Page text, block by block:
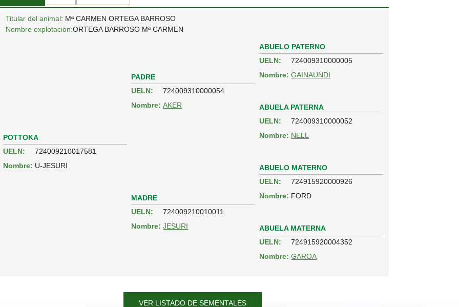
Titular del animal: Mª CARMEN ORTEGA BARROSO
Nombre explotación:ORTEGA BARROSO Mª CARMEN
POTTOKA
UELN:
724009210017581
Nombre: U-JESURI
PADRE
UELN:
724009310000054
Nombre: AKER
ABUELO PATERNO
UELN:
724009310000005
Nombre: GAINAUNDI
ABUELA PATERNA
UELN:
724009310000052
Nombre: NELL
MADRE
UELN:
724009210010011
Nombre: JESURI
ABUELO MATERNO
UELN:
724915920000926
Nombre: FORD
ABUELA MATERNA
UELN:
724915920004352
Nombre: GAROA
VER LISTADO DE SEMENTALES